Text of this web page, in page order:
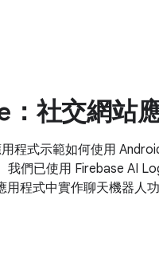
：社交網站
程式示範如何使用
我們已使用 Firebase AI
程式中實作聊天機器人功